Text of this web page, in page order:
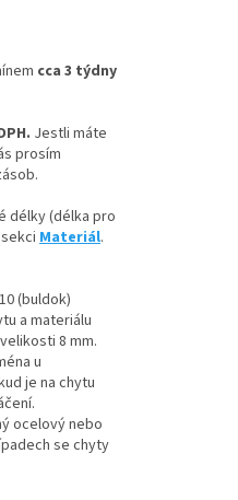
cca 3 týdny
Jestli máte
prosím
délky (délka pro
Materiál.
(buldok)
a materiálu
8 mm.
u
je na chytu
ocelový nebo
se chyty